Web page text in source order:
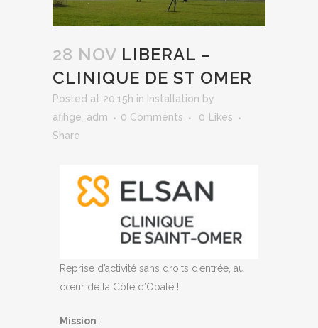
28 NOV LIBERAL –
CLINIQUE DE ST OMER
Posted at 20:15h in Installation by
afihge_adm
0 Comments 0
Likes
Share
Reprise d’activité sans droits d’entrée, au
cœur de la Côte d’Opale !
Mission :